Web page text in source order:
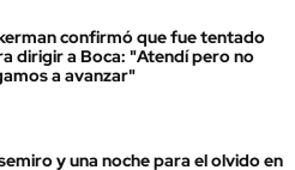
confirmó que fue tentado
dirigir a Boca: "Atendí pero no
a avanzar"
y una noche para el olvido en